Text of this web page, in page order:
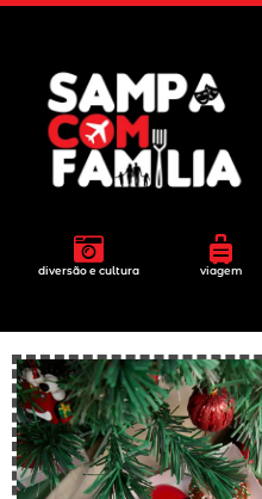
diversão e cultura viagem